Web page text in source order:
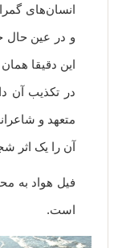
انسان‌های
و در عین حال
این دقیقا
در تکذیب آن
متعهد و
آن را یک اثر
است.